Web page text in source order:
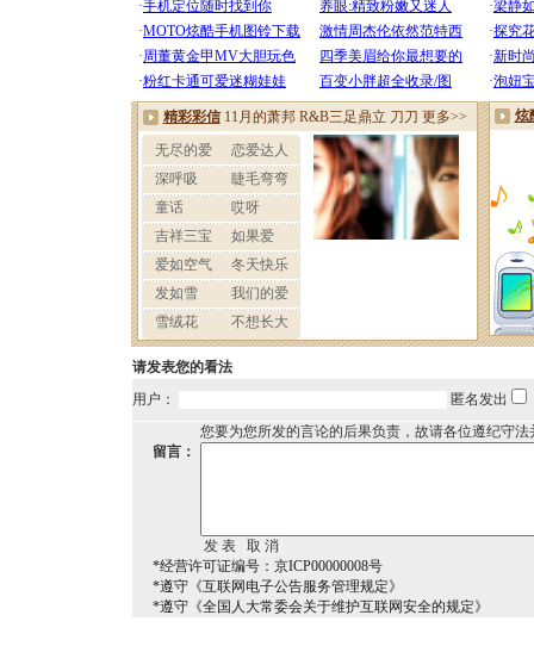
请发表您的看法
用户：
匿名发出
您要为您所发的言论的后果负责，故请各位遵纪守
留言：
*经营许可证编号：京ICP00000008号
*遵守《互联网电子公告服务管理规定》
*遵守《全国人大常委会关于维护互联网安全的规定》